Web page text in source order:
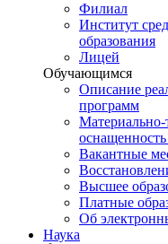
Филиал
Институт
образования
Лицей
Обучающимся
Описание
программ
Материально-
оснащенность
Вакантные
Высшее
Платные
Об
Наука